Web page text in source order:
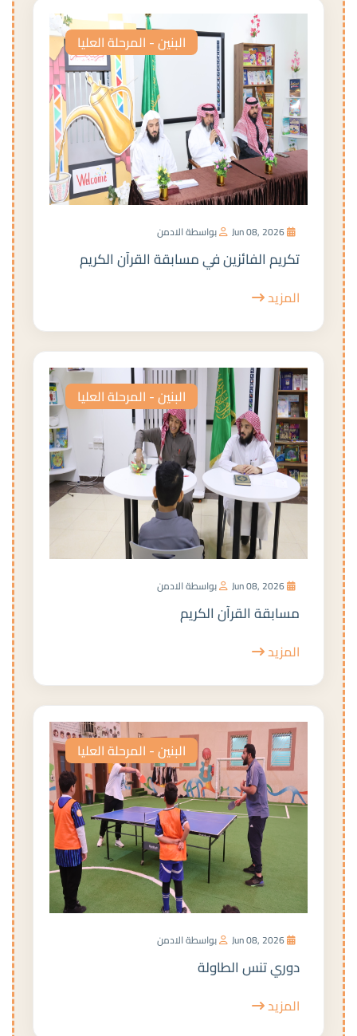
البنين - المرحلة العليا
بواسطة الادمن
تكريم الفائزين في مسابقة القرآن الكريم
المزيد
البنين - المرحلة العليا
بواسطة الادمن
مسابقة القرآن الكريم
المزيد
البنين - المرحلة العليا
بواسطة الادمن
دوري تنس الطاولة
المزيد